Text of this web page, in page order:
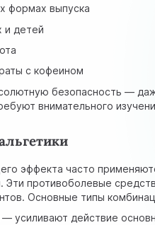
формах выпуска
и детей
с кофеином
безопасность —
внимательного
эффекта часто
Эти противоболевые
Основные типы
— усиливают действие